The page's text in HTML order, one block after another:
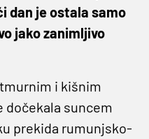
dan je ostala samo
jako zanimljivo
i kišnim
dočekala suncem
prekida rumunjsko-